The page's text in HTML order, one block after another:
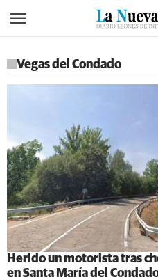
Vegas del Condado
Herido un motorista tras
en Santa María del